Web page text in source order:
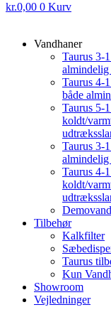
kr.0,00 0 Kurv
Vandhaner
Taurus 3-
almindelig
Taurus 4-
både
Taurus 5-
koldt/
Taurus 3-
almindelig
Taurus 4-
koldt/
Tilbehør
Kalkfilter
Taurus
Kun
Showroom
Vejledninger